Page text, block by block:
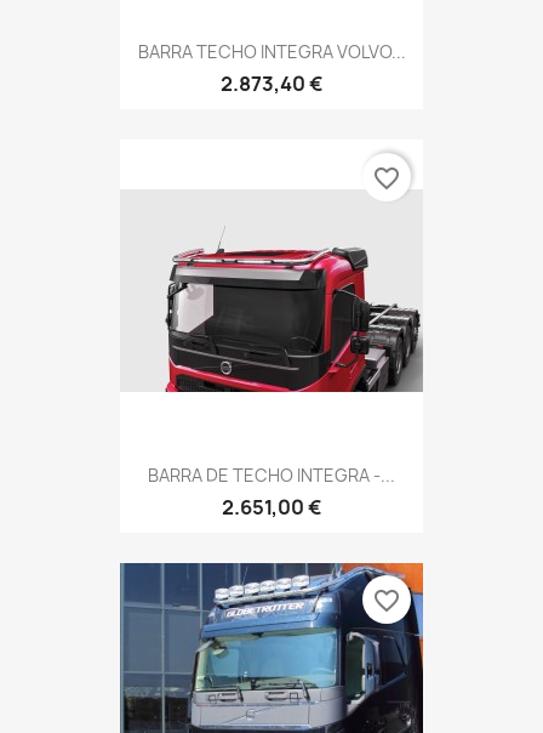
BARRA TECHO INTEGRA VOLVO...
2.873,40 €
BARRA DE TECHO INTEGRA -...
2.651,00 €
favorite_border
favorite_border